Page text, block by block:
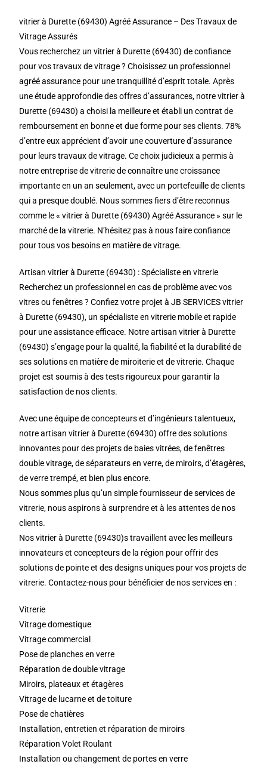
vitrier à Durette (69430) Agréé Assurance – Des Travaux de
Vitrage Assurés
Vous recherchez un vitrier à Durette (69430) de confiance
pour vos travaux de vitrage ? Choisissez un professionnel
agréé assurance pour une tranquillité d’esprit totale. Après
une étude approfondie des offres d’assurances, notre vitrier à
Durette (69430) a choisi la meilleure et établi un contrat de
remboursement en bonne et due forme pour ses clients. 78%
d’entre eux apprécient d’avoir une couverture d’assurance
pour leurs travaux de vitrage. Ce choix judicieux a permis à
notre entreprise de vitrerie de connaître une croissance
importante en un an seulement, avec un portefeuille de clients
qui a presque doublé. Nous sommes fiers d’être reconnus
comme le « vitrier à Durette (69430) Agréé Assurance » sur le
marché de la vitrerie. N’hésitez pas à nous faire confiance
pour tous vos besoins en matière de vitrage.
Artisan vitrier à Durette (69430) : Spécialiste en vitrerie
Recherchez un professionnel en cas de problème avec vos
vitres ou fenêtres ? Confiez votre projet à JB SERVICES vitrier
à Durette (69430), un spécialiste en vitrerie mobile et rapide
pour une assistance efficace. Notre artisan vitrier à Durette
(69430) s’engage pour la qualité, la fiabilité et la durabilité de
ses solutions en matière de miroiterie et de vitrerie. Chaque
projet est soumis à des tests rigoureux pour garantir la
satisfaction de nos clients.
Avec une équipe de concepteurs et d’ingénieurs talentueux,
notre artisan vitrier à Durette (69430) offre des solutions
innovantes pour des projets de baies vitrées, de fenêtres
double vitrage, de séparateurs en verre, de miroirs, d’étagères,
de verre trempé, et bien plus encore.
Nous sommes plus qu’un simple fournisseur de services de
vitrerie, nous aspirons à surprendre et à les attentes de nos
clients.
Nos vitrier à Durette (69430)s travaillent avec les meilleurs
innovateurs et concepteurs de la région pour offrir des
solutions de pointe et des designs uniques pour vos projets de
vitrerie. Contactez-nous pour bénéficier de nos services en :
Vitrerie
Vitrage domestique
Vitrage commercial
Pose de planches en verre
Réparation de double vitrage
Miroirs, plateaux et étagères
Vitrage de lucarne et de toiture
Pose de chatières
Installation, entretien et réparation de miroirs
Réparation Volet Roulant
Installation ou changement de portes en verre